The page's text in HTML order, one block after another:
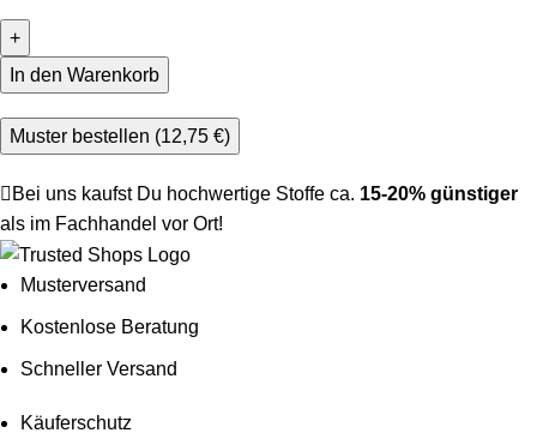
In den Warenkorb
Muster bestellen (12,75 €)
Bei uns kaufst Du hochwertige Stoffe ca. 15-20% günstiger
als im Fachhandel vor Ort!
Musterversand
Kostenlose Beratung
Schneller Versand
Käuferschutz